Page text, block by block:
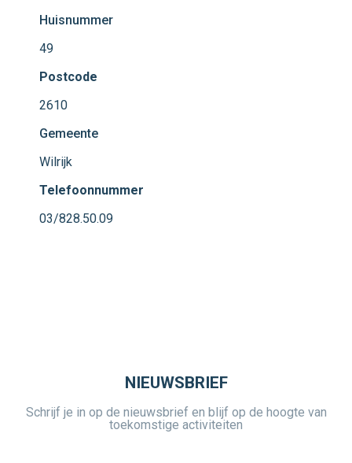
Huisnummer
49
Postcode
2610
Gemeente
Wilrijk
Telefoonnummer
03/828.50.09
NIEUWSBRIEF
Schrijf je in op de nieuwsbrief en blijf op de hoogte van
toekomstige activiteiten